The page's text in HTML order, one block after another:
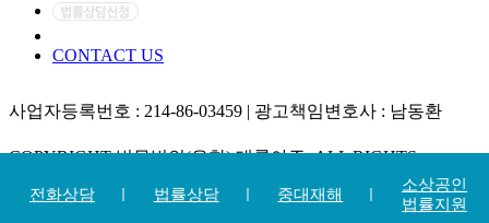
전화상담 법률상담 중대재해
소상공인
법률지원
CONTACT US
사업자등록번호 : 214-86-03459 | 광고책임변호사 : 남동환
COPYRIGHT 법무법인(유한) 대륙아주. ALL RIGHTS